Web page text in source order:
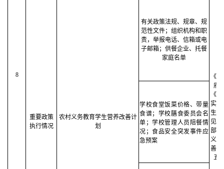
8
重要政策
执行情况
农村义务教育学生营养改善计
划
有关政策法规、规章、规
范性文件；组织机构和职
责，举报电话、信箱或电
子邮箱；供餐企业、托餐
家庭名单
《
府
《
实施
生
见
部门
义务
善计
五
学校食堂饭菜价格、带量
食谱；学校膳食委员会名
单；学校管理人员陪餐情
况；食品安全突发事件应
急预案